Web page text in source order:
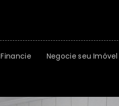
Financie Negocie seu Imóvel